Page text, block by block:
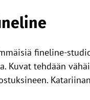
fineline-
Kuvat tehdään